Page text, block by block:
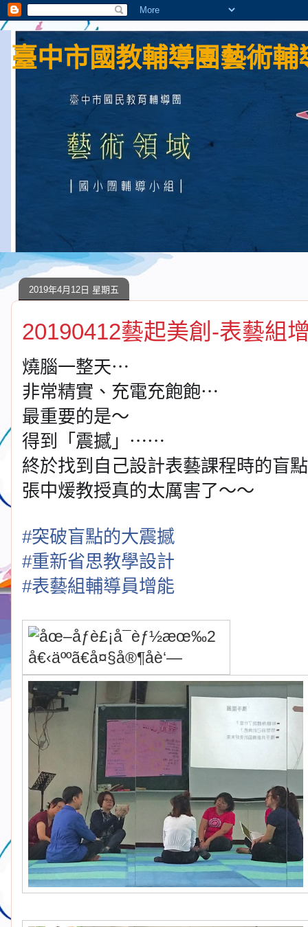
臺中市國教輔導團藝術
2019年4月12日 星期五
20190412藝起美創-表藝組
燒腦一整天⋯
非常精實、充電充飽飽⋯
最重要的是～
得到「震撼」⋯⋯
終於找到自己設計表藝課程時的盲
張中煖教授真的太厲害了～～
#突破盲點的大震撼
#重新省思教學設計
#表藝組輔導員增能